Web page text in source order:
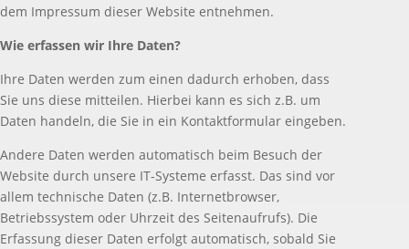
dem Impressum dieser Website entnehmen.
Wie erfassen wir Ihre Daten?
Ihre Daten werden zum einen dadurch erhoben, dass
Sie uns diese mitteilen. Hierbei kann es sich z.B. um
Daten handeln, die Sie in ein Kontaktformular eingeben.
Andere Daten werden automatisch beim Besuch der
Website durch unsere IT-Systeme erfasst. Das sind vor
allem technische Daten (z.B. Internetbrowser,
Betriebssystem oder Uhrzeit des Seitenaufrufs). Die
Erfassung dieser Daten erfolgt automatisch, sobald Sie